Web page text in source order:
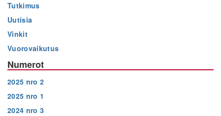
Tutkimus
Uutisia
Vinkit
Vuorovaikutus
Numerot
2025 nro 2
2025 nro 1
2024 nro 3